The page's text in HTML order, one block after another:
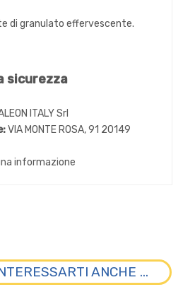
di granulato effervescente.
sicurezza
ITALY Srl
VIA MONTE ROSA, 91 20149
informazione
ANCHE ...